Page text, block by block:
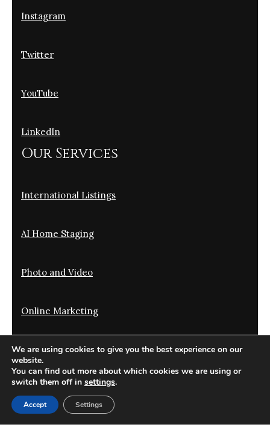
Instagram
Twitter
YouTube
LinkedIn
Our Services
International Listings
AI Home Staging
Photo and Video
Online Marketing
Offline Marketing
Translation and Optimization
We are using cookies to give you the best experience on our
website.
You can find out more about which cookies we are using or
switch them off in settings.
Accept Settings